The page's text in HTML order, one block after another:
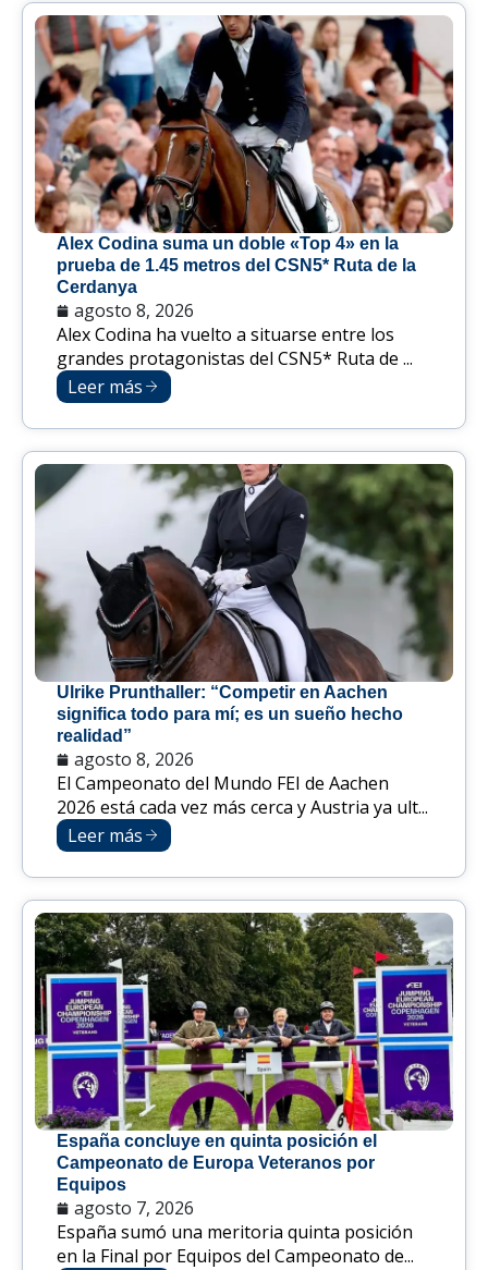
Alex Codina suma un doble «Top 4» en la
prueba de 1.45 metros del CSN5* Ruta de la
Cerdanya
agosto 8, 2026
Alex Codina ha vuelto a situarse entre los
grandes protagonistas del CSN5* Ruta de ...
Leer más
Ulrike Prunthaller: “Competir en Aachen
significa todo para mí; es un sueño hecho
realidad”
agosto 8, 2026
El Campeonato del Mundo FEI de Aachen
2026 está cada vez más cerca y Austria ya ult...
Leer más
España concluye en quinta posición el
Campeonato de Europa Veteranos por
Equipos
agosto 7, 2026
España sumó una meritoria quinta posición
en la Final por Equipos del Campeonato de...